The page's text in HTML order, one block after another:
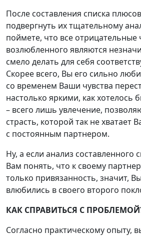
После составления списка
подвергнуть их тщательному
поймете, что все отрицательные
возлюбленного являются
смело делать для себя
Скорее всего, Вы его сильно
со временем Ваши чувства
настолько яркими, как хотелось
– всего лишь увлечение,
страсть, которой так не
с постоянным партнером.
Ну, а если анализ составленного
Вам понять, что к своему
только привязанность, значит,
влюбились в своего второго
КАК СПРАВИТЬСЯ С
Согласно практическому опыту,